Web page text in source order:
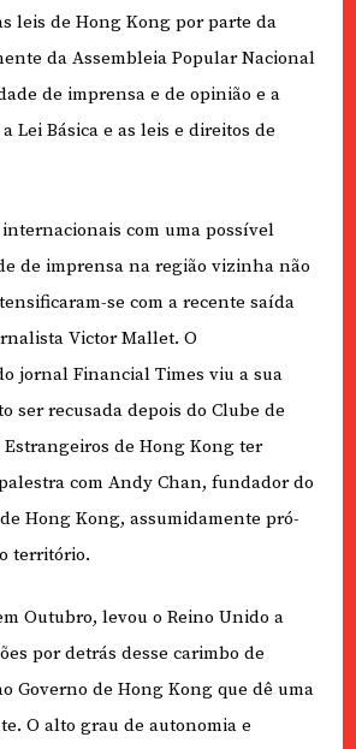
leis de Hong Kong por parte da
da Assembleia Popular Nacional
de imprensa e de opinião e a
Lei Básica e as leis e direitos de
com uma possível
de imprensa na região vizinha não
se com a recente saída
Victor Mallet. O
jornal Financial Times viu a sua
ser recusada depois do Clube de
de Hong Kong ter
com Andy Chan, fundador do
Hong Kong, assumidamente pró-
território.
Outubro, levou o Reino Unido a
por detrás desse carimbo de
Governo de Hong Kong que dê uma
O alto grau de autonomia e